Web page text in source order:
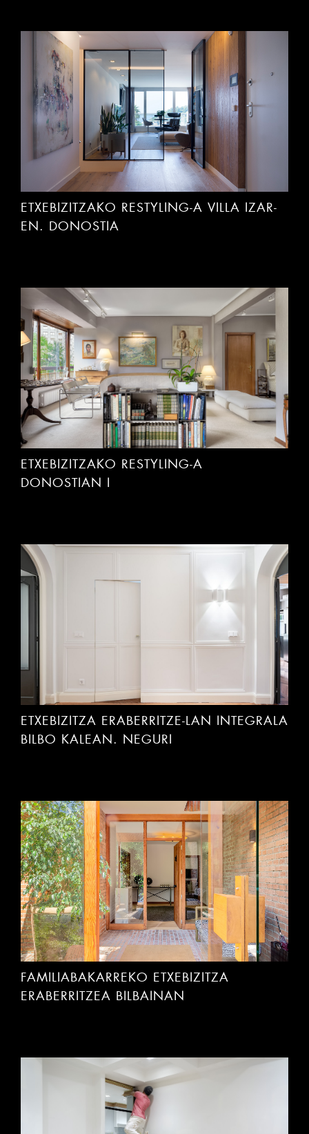
ETXEBIZITZAKO RESTYLING-A VILLA IZAR-
EN. DONOSTIA
ETXEBIZITZAKO RESTYLING-A
DONOSTIAN I
ETXEBIZITZA ERABERRITZE-LAN INTEGRALA
BILBO KALEAN. NEGURI
FAMILIABAKARREKO ETXEBIZITZA
ERABERRITZEA BILBAINAN